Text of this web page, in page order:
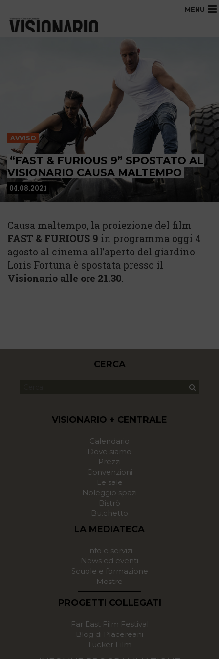
MENU
AVVISO
“FAST & FURIOUS 9” SPOSTATO AL
VISIONARIO CAUSA MALTEMPO
04.08.2021
Causa maltempo, la proiezione del film
FAST & FURIOUS 9 in programma oggi 4
agosto al cinema all’aperto del giardino
Loris Fortuna è spostata presso il
Visionario alle ore 21.30.
CERCA
VISIONARIO + CENTRALE
Calendario
Dove siamo
Prezzi
Convenzioni
Le sale
Noleggio spazi
Bistrò
Bu.chetto
LA MEDIATECA
Info e servizi
News ed eventi
Scuole e formazione
Mostre
PROGETTI COLLEGATI
Far East Film Festival
Blog di Placereani
Tucker Film